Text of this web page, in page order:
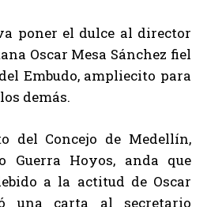
poner el dulce al director
Oscar Mesa Sánchez fiel
Embudo, ampliecito para
demás.
del Concejo de Medellín,
Guerra Hoyos, anda que
a la actitud de Oscar
una carta al secretario